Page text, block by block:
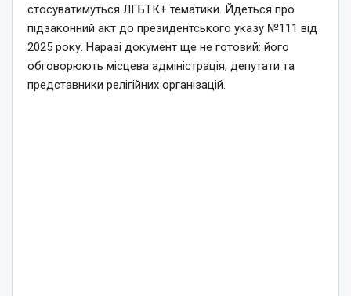
стосуватимуться ЛГБТК+ тематики. Йдеться про
підзаконний акт до президентського указу №111 від
2025 року. Наразі документ ще не готовий: його
обговорюють місцева адміністрація, депутати та
представники релігійних організацій.